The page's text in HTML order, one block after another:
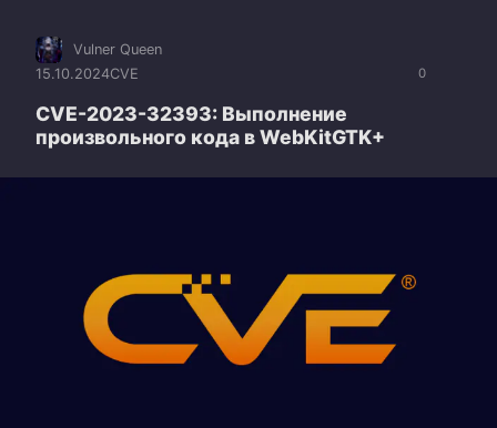
0
Vulner Queen
15.10.2024CVE
CVE-2023-32393: Выполнение
произвольного кода в WebKitGTK+